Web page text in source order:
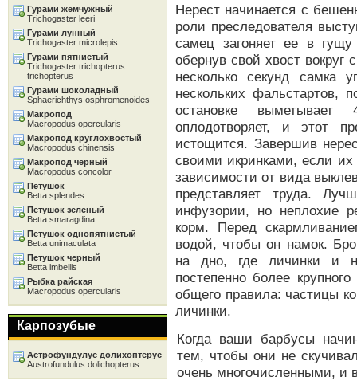
Нерест начинается с
роли преследователя
самец загоняет ее в
обернув свой хвост
несколько секунд самка
нескольких фальстартов,
остановке
оплодотворяет, и этот
истощится. Завершив
своими икринками, если
зависимости от вида
представляет труда.
инфузории, но неплохие
корм. Перед
водой, чтобы он намок.
на дно, где личинки и
постепенно более
общего правила: частицы
личинки.
Когда ваши барбусы
тем, чтобы они не
очень многочисленными, и
Гурами жемчужный
Trichogaster leeri
Гурами лунный
Trichogaster microlepis
Гурами пятнистый
Trichogaster trichopterus
trichopterus
Гурами шоколадный
Sphaerichthys osphromenoides
Макропод
Macropodus opercularis
Макропод круглохвостый
Macropodus chinensis
Макропод черный
Macropodus concolor
Петушок
Betta splendes
Петушок зеленый
Betta smaragdina
Петушок однопятнистый
Betta unimaculata
Петушок черный
Betta imbellis
Рыбка райская
Macropodus opercularis
Карпозубые
Астрофундулус долихоптерус
Austrofundulus dolichopterus